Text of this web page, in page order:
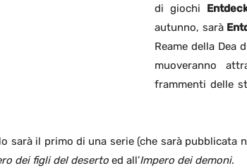
di giochi
autunno, sarà
Reame della Dea
muoveranno
frammenti delle
sarà il primo di una serie (che sarà pubblicata
dei figli del deserto ed all’Impero dei demoni.